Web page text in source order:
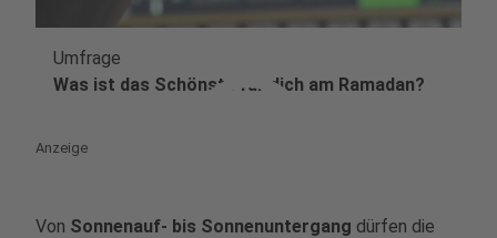
play_circle
Umfrage
Was ist das Schönste für dich am Ramadan?
Anzeige
Von Sonnenauf- bis Sonnenuntergang dürfen die